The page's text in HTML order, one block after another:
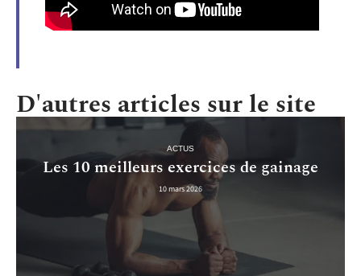
D'autres articles sur le site
ACTUS
Les 10 meilleurs exercices de gainage
10 mars 2026